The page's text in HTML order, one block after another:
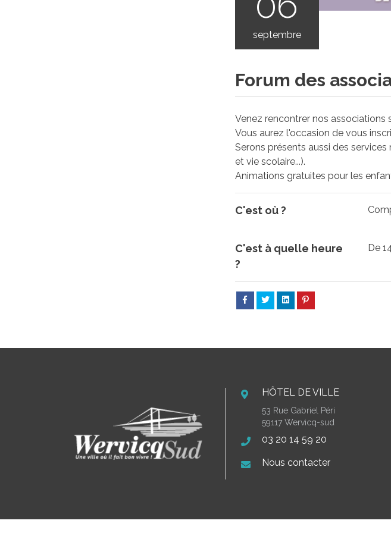
septembre
Forum des
Venez rencontrer nos associations
Vous aurez l'occasion de vous
Serons présents aussi des
et vie scolaire...).
Animations gratuites pour les
C'est où ?
C'est à quelle heure
?
De
HÔTEL DE VILLE
53 Rue Gabriel Péri
59117 Wervicq-sud
03 20 14 59 20
Nous contacter